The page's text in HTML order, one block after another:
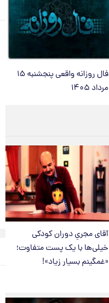
فال روزانه واقعی پنجشنبه ۱۵
مرداد ۱۴۰۵
آقای مجریِ دوران کودکی
خیلی‌ها با یک پست متفاوت؛
«غمگینم بسیار زیاد»!